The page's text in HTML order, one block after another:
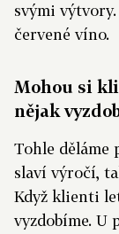
svými
červené víno.
Mohou si
nějak
Tohle děláme
slaví výročí,
Když klienti
vyzdobíme. U